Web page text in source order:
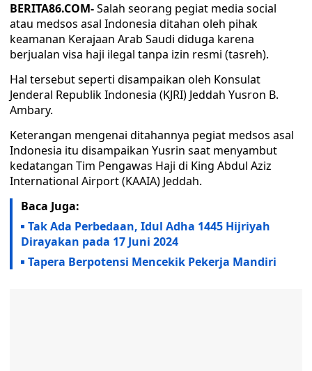
BERITA86.COM-Salah seorang pegiat media social
atau medsos asal Indonesia ditahan oleh pihak
keamanan Kerajaan Arab Saudi diduga karena
berjualan visa haji ilegal tanpa izin resmi (tasreh).
Hal tersebut seperti disampaikan oleh Konsulat
Jenderal Republik Indonesia (KJRI) Jeddah Yusron B.
Ambary.
Keterangan mengenai ditahannya pegiat medsos asal
Indonesia itu disampaikan Yusrin saat menyambut
kedatangan Tim Pengawas Haji di King Abdul Aziz
International Airport (KAAIA) Jeddah.
Baca Juga:
Tak Ada Perbedaan, Idul Adha 1445 Hijriyah
Dirayakan pada 17 Juni 2024
Tapera Berpotensi Mencekik Pekerja Mandiri